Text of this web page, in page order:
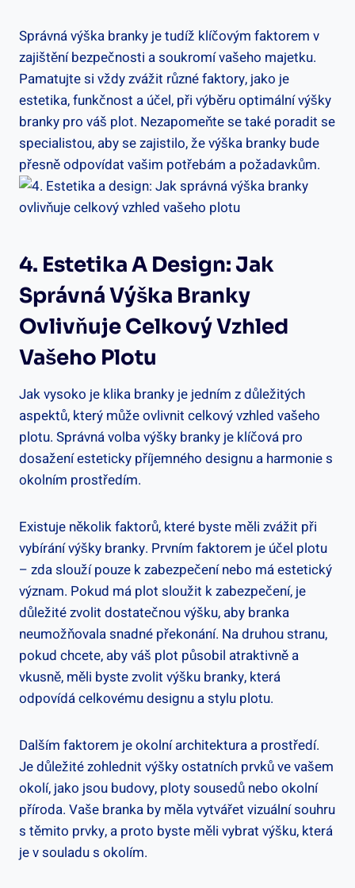
Správná výška ​branky je ⁤tudíž ‍klíčovým faktorem v
zajištění bezpečnosti a soukromí vašeho majetku.
Pamatujte si vždy ⁤zvážit různé faktory,‌ jako je
estetika, funkčnost a účel, při​ výběru optimální výšky
branky pro váš plot.‍ Nezapomeňte se také poradit se
specialistou, aby⁢ se zajistilo, ⁤že výška branky bude
přesně odpovídat vašim potřebám a‌ požadavkům.
4. Estetika A Design: Jak
Správná Výška Branky
Ovlivňuje Celkový Vzhled⁢
Vašeho Plotu
Jak vysoko je klika branky je ‌jedním z důležitých
aspektů, který může ovlivnit celkový vzhled vašeho
plotu. Správná volba‍ výšky branky je klíčová ⁤pro
dosažení esteticky příjemného⁤ designu a harmonie s
okolním prostředím.
Existuje ‌několik faktorů, ​které byste měli zvážit ⁣při
vybírání výšky branky. Prvním faktorem je ⁣účel plotu
– zda⁢ slouží pouze k zabezpečení nebo má estetický
význam. Pokud⁤ má plot sloužit k zabezpečení, je
důležité zvolit dostatečnou výšku, aby branka
neumožňovala snadné překonání. Na druhou stranu,
pokud chcete, aby váš plot působil atraktivně a
vkusně, měli byste zvolit výšku branky, která
odpovídá celkovému designu⁣ a stylu plotu.
Dalším faktorem je okolní architektura a prostředí.
Je důležité ‍zohlednit výšky ostatních prvků⁤ ve vašem
okolí,⁣ jako jsou ​budovy, ploty sousedů‌ nebo okolní
příroda. Vaše branka ‌by měla vytvářet vizuální souhru
⁢s těmito ⁤prvky, a proto byste měli ⁣vybrat výšku, ‌která‌
je ⁣v​ souladu s okolím.